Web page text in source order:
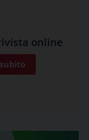
online